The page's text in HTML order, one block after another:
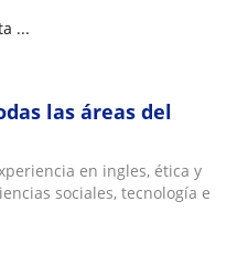
...
las áreas del
en ingles, ética y
sociales, tecnología e